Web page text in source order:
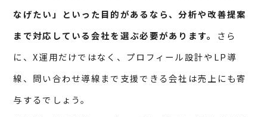
なげたい」といった目的があるなら、分析や改善提案
まで対応している会社を選ぶ必要があります。
さら
に、X運用だけではなく、プロフィール設計やLP導
線、問い合わせ導線まで支援できる会社は売上にも寄
与するでしょう。